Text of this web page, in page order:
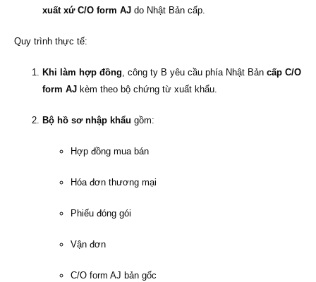
xuất xứ C/O form AJ do Nhật Bản cấp.
Quy trình thực tế:
Khi làm hợp đồng, công ty B yêu cầu phía Nhật Bản cấp C/O
form AJ kèm theo bộ chứng từ xuất khẩu.
Bộ hồ sơ nhập khẩu gồm:
Hợp đồng mua bán
Hóa đơn thương mại
Phiếu đóng gói
Vận đơn
C/O form AJ bản gốc